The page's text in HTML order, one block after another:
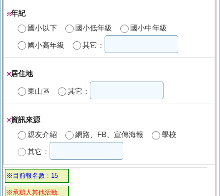
※年紀
國小以下 國小低年級 國小中年級
國小高年級 其它：
※居住地
東山區 其它：
※資訊來源
親友介紹 網路、FB、宣傳海報 學校
其它：
※目前報名數：15
※承辦人其他活動